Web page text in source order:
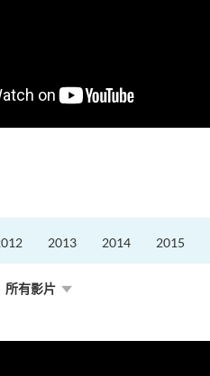
2013 2014 2015
所有影片